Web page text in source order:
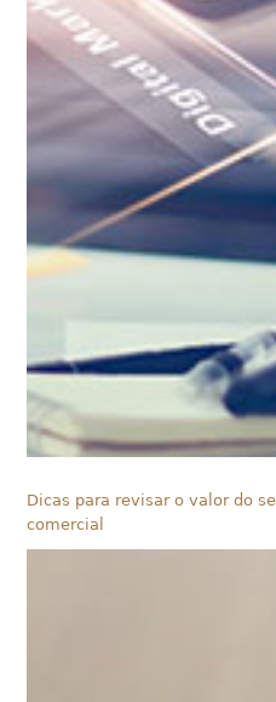
Dicas para revisar o valor do
comercial